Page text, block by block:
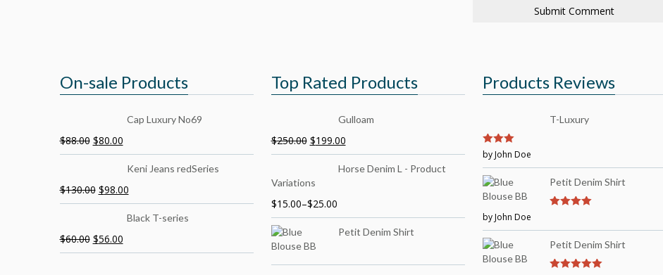
On-sale Products
Cap Luxury No69
$88.00 $80.00
Keni Jeans redSeries
$130.00 $98.00
Black T-series
$60.00 $56.00
Top Rated Products
Gulloam
$250.00 $199.00
Horse Denim L - Product
Variations
$15.00–$25.00
Petit Denim Shirt
Products Reviews
T-Luxury
3out of
by John Doe
Petit Denim Shirt
by John Doe
Petit Denim Shirt